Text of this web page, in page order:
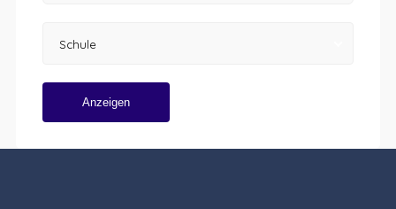
Schule
Anzeigen